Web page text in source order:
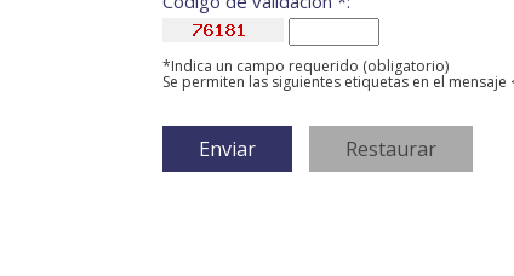
*Indica un campo requerido (obligatorio)
Se permiten las siguientes etiquetas en el mensaje